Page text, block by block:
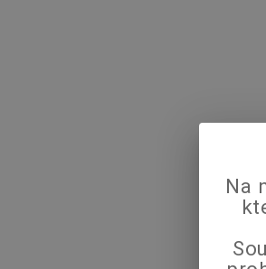
Na